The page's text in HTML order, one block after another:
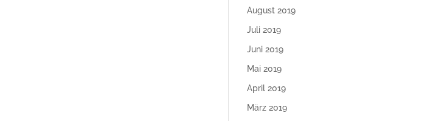
August 2019
Juli 2019
Juni 2019
Mai 2019
April 2019
März 2019